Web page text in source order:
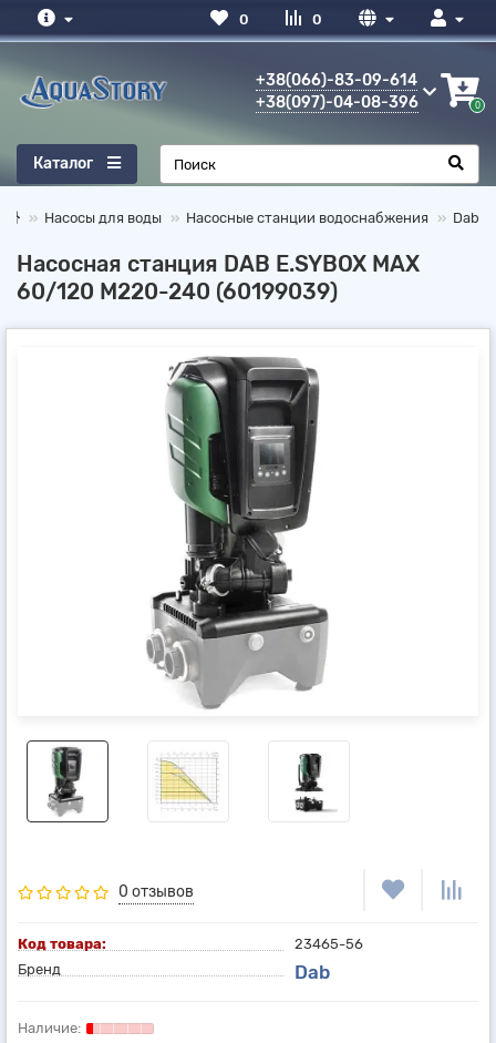
0
0
+38(066)-83-09-614
+38(097)-04-08-396
0
Каталог
Насосы для воды Насосные станции водоснабжения Dab
Насосная станция DAB E.SYBOX MAX
60/120 M220-240 (60199039)
0 отзывов
Код товара:
23465-56
Бренд
Dab